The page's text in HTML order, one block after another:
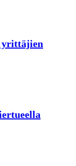
yrittäjien